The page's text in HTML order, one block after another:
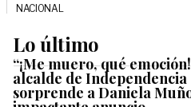
NACIONAL
Lo último
“¡Me muero, qué
alcalde de Independencia
sorprende a Daniela